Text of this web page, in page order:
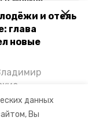
данных
Вы
и отель
глава
новые
и
за